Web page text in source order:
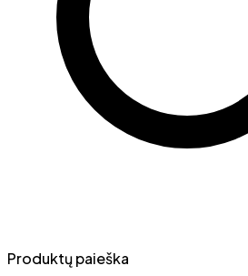
Produktų paieška